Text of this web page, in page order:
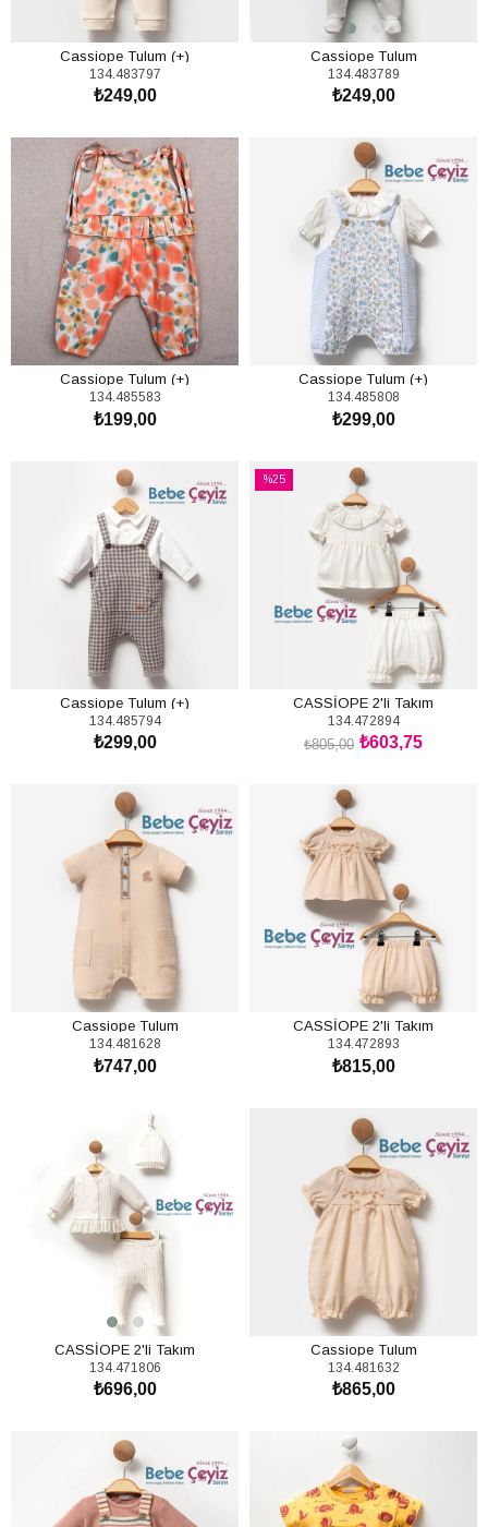
Cassiope Tulum (+)
134.483797
₺249,00
Cassiope Tulum
134.483789
₺249,00
Cassiope Tulum (+)
134.485583
₺199,00
Cassiope Tulum (+)
134.485808
₺299,00
Cassiope Tulum (+)
134.485794
₺299,00
%25
CASSİOPE 2'li Takım
134.472894
₺603,75
₺805,00
Cassiope Tulum
134.481628
₺747,00
CASSİOPE 2'li Takım
134.472893
₺815,00
CASSİOPE 2'li Takım
134.471806
₺696,00
Cassiope Tulum
134.481632
₺865,00